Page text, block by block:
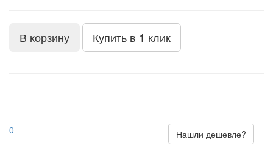
В корзину Купить в 1 клик
0 Нашли дешевле?